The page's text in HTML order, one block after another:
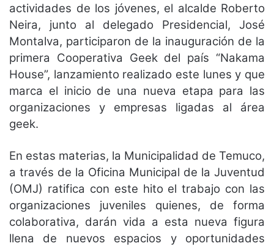
actividades de los jóvenes, el alcalde Roberto
Neira, junto al delegado Presidencial, José
Montalva, participaron de la inauguración de la
primera Cooperativa Geek del país “Nakama
House”, lanzamiento realizado este lunes y que
marca el inicio de una nueva etapa para las
organizaciones y empresas ligadas al área
geek.
En estas materias, la Municipalidad de Temuco,
a través de la Oficina Municipal de la Juventud
(OMJ) ratifica con este hito el trabajo con las
organizaciones juveniles quienes, de forma
colaborativa, darán vida a esta nueva figura
llena de nuevos espacios y oportunidades